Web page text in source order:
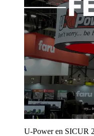
U‑Power en SICUR